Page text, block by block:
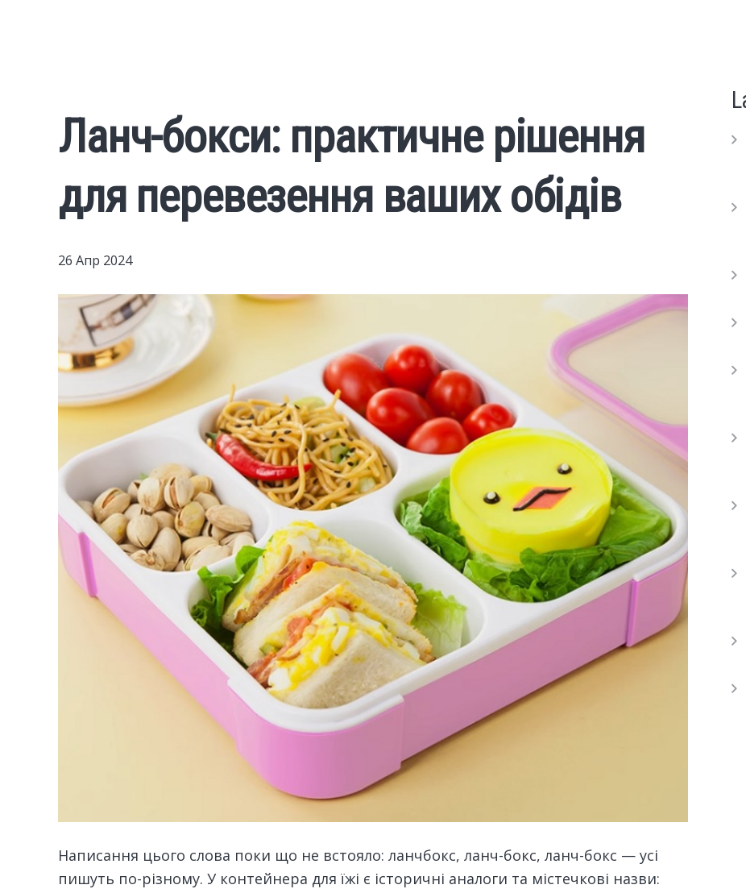
Ланч-бокси: практичне рішення
для перевезення ваших обідів
26 Апр 2024
Написання цього слова поки що не встояло: ланчбокс, ланч-бокс, ланч-бокс — усі
пишуть по-різному. У контейнера для їжі є історичні аналоги та містечкові назви: